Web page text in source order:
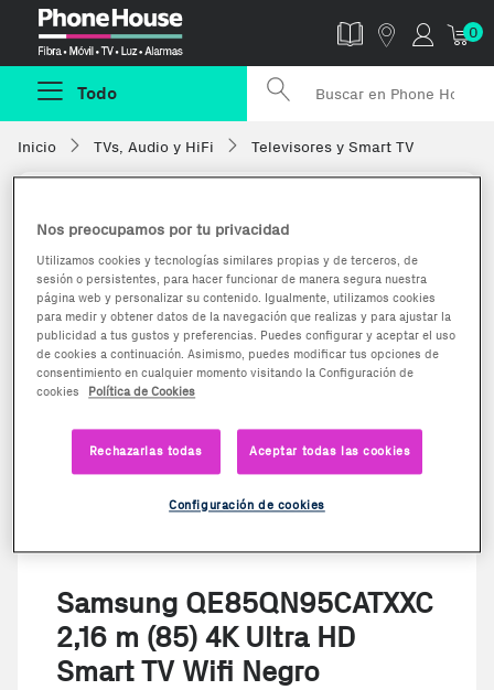
0
Todo
Inicio TVs, Audio y HiFi Televisores y Smart TV
Samsung QE85QN95CATXXC
2,16 m (85) 4K Ultra HD
Smart TV Wifi Negro
Nos preocupamos por tu privacidad
Utilizamos cookies y tecnologías similares propias y de terceros, de
sesión o persistentes, para hacer funcionar de manera segura nuestra
página web y personalizar su contenido. Igualmente, utilizamos cookies
para medir y obtener datos de la navegación que realizas y para ajustar la
publicidad a tus gustos y preferencias. Puedes configurar y aceptar el uso
de cookies a continuación. Asimismo, puedes modificar tus opciones de
consentimiento en cualquier momento visitando la Configuración de
cookies
Política de Cookies
Rechazarlas todas Aceptar todas las cookies
Configuración de cookies